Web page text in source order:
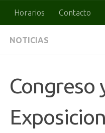
Horarios Contacto
NOTICIAS
Congreso